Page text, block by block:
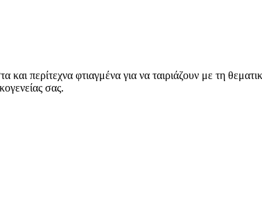
και περίτεχνα φτιαγμένα για να ταιριάζουν με τη
σας.